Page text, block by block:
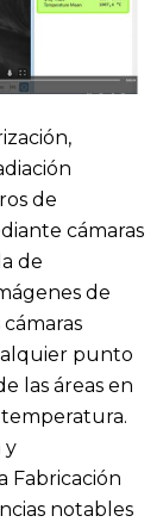
de
cámaras
de
de
punto
las áreas en
y
Fabricación
notables